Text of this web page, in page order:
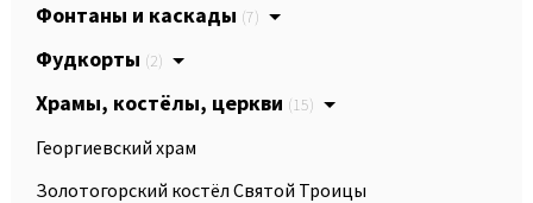
Фонтаны и каскады (7)
Фудкорты (2)
Храмы, костёлы, церкви (15)
Георгиевский храм
Золотогорский костёл Святой Троицы